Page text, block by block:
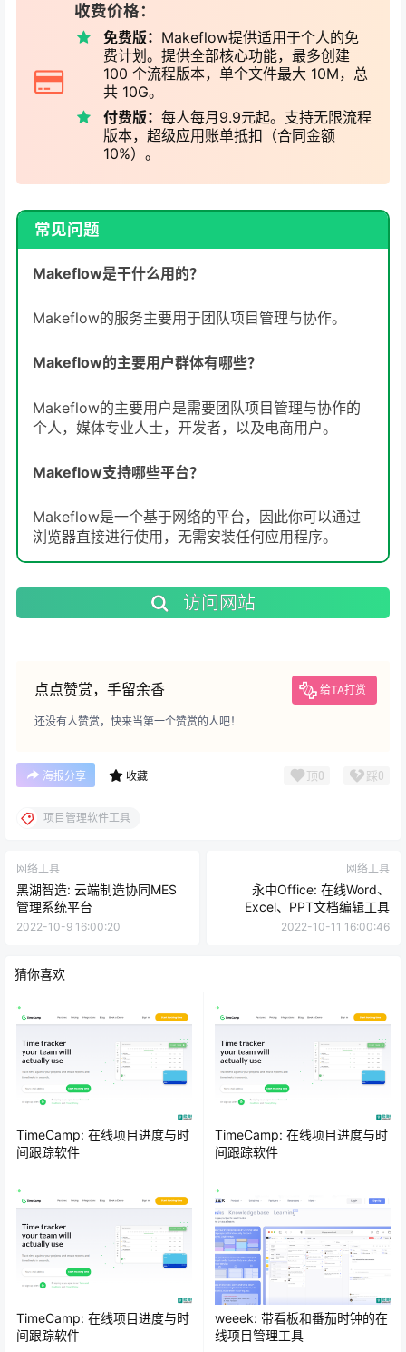
收费价格：
免费版： Makeflow提供适用于个人的免
费计划。提供全部核心功能，最多创建
100 个流程版本，单个文件最大 10M，总
共 10G。
付费版： 每人每月9.9元起。支持无限流程
版本，超级应用账单抵扣（合同金额
10%）。
常见问题
Makeflow是干什么用的？
Makeflow的服务主要用于团队项目管理与协作。
Makeflow的主要用户群体有哪些？
Makeflow的主要用户是需要团队项目管理与协作的
个人，媒体专业人士，开发者，以及电商用户。
Makeflow支持哪些平台？
Makeflow是一个基于网络的平台，因此你可以通过
浏览器直接进行使用，无需安装任何应用程序。
访问网站
点点赞赏，手留余香 给TA打赏
还没有人赞赏，快来当第一个赞赏的人吧！
海报分享 收藏 顶0 踩0
项目管理软件工具
网络工具
黑湖智造: 云端制造协同MES
管理系统平台
2022-10-9 16:00:20
网络工具
永中Office: 在线Word、
Excel、PPT文档编辑工具
2022-10-11 16:00:46
猜你喜欢
TimeCamp: 在线项目进度与时
间跟踪软件
TimeCamp: 在线项目进度与时
间跟踪软件
TimeCamp: 在线项目进度与时
间跟踪软件
weeek: 带看板和番茄时钟的在
线项目管理工具